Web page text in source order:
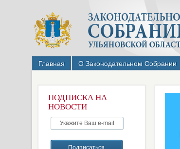
Главная О Законодательном Собрании
ПОДПИСКА НА
НОВОСТИ